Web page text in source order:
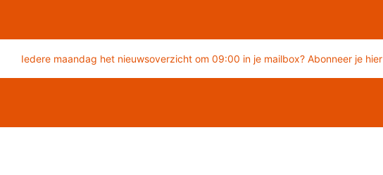
Iedere maandag het nieuwsoverzicht om 09:00 in je mailbox? Abonneer je hier